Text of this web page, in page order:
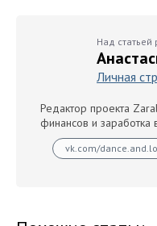
Над статьей
Личная
Редактор проекта
финансов и заработка
vk.com/